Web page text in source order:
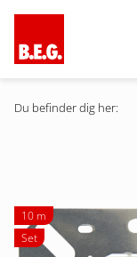
Du befinder dig her:
10 m
Set